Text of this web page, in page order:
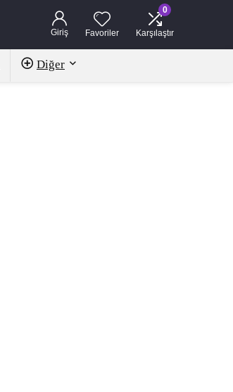
Giriş Favoriler
0
Karşılaştır
Diğer